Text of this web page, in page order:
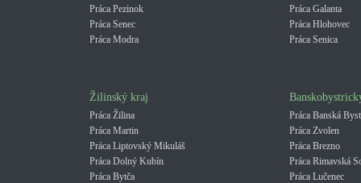
Práca Pezinok
Práca Senec
Práca Modra
Práca Galanta
Práca Hlohovec
Práca Senica
Žilinský kraj
Práca Žilina
Práca Martin
Práca Liptovský Mikuláš
Práca Dolný Kubín
Práca Bytča
Práca Banská
Práca Zvolen
Práca Brezno
Práca Rimavská
Práca Lučenec